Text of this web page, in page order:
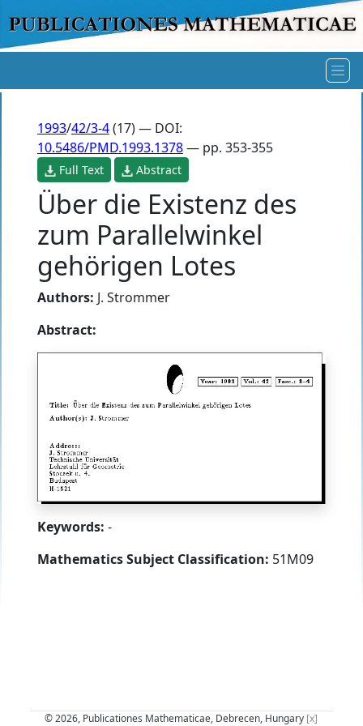
1993/42/3-4(17) — DOI:
10.5486/PMD.1993.1378— pp. 353-355
Full Text Abstract
Über die Existenz des
zum Parallelwinkel
gehörigen Lotes
Authors: J. Strommer
Abstract:
Keywords: -
Mathematics Subject Classification: 51M09
© 2026, Publicationes Mathematicae, Debrecen, Hungary [x]